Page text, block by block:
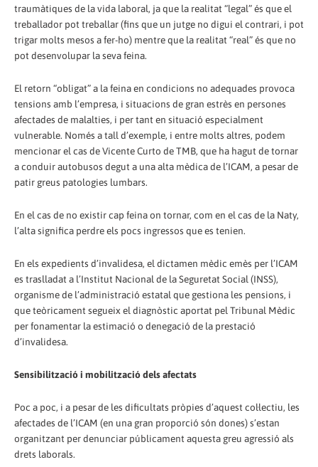
traumàtiques de la vida laboral, ja que la realitat “legal” és que el
treballador pot treballar (fins que un jutge no digui el contrari, i pot
trigar molts mesos a fer-ho) mentre que la realitat “real” és que no
pot desenvolupar la seva feina.
El retorn “obligat” a la feina en condicions no adequades provoca
tensions amb l’empresa, i situacions de gran estrès en persones
afectades de malalties, i per tant en situació especialment
vulnerable. Només a tall d’exemple, i entre molts altres, podem
mencionar el cas de Vicente Curto de TMB, que ha hagut de tornar
a conduir autobusos degut a una alta mèdica de l’ICAM, a pesar de
patir greus patologies lumbars.
En el cas de no existir cap feina on tornar, com en el cas de la Naty,
l’alta significa perdre els pocs ingressos que es tenien.
En els expedients d’invalidesa, el dictamen mèdic emès per l’ICAM
es traslladat a l’Institut Nacional de la Seguretat Social (INSS),
organisme de l’administració estatal que gestiona les pensions, i
que teòricament segueix el diagnòstic aportat pel Tribunal Mèdic
per fonamentar la estimació o denegació de la prestació
d’invalidesa.
Sensibilització i mobilització dels afectats
Poc a poc, i a pesar de les dificultats pròpies d’aquest col·lectiu, les
afectades de l’ICAM (en una gran proporció són dones) s’estan
organitzant per denunciar públicament aquesta greu agressió als
drets laborals.